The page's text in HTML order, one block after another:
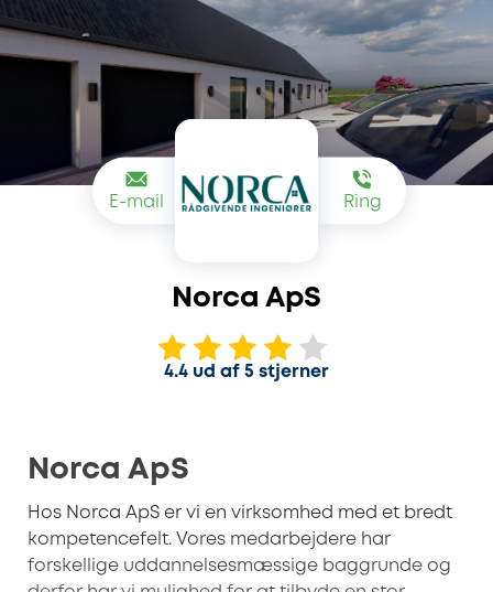
E-mail Ring
Norca ApS
4.4 ud af 5 stjerner
Norca ApS
Hos Norca ApS er vi en virksomhed med et bredt
kompetencefelt. Vores medarbejdere har
forskellige uddannelsesmæssige baggrunde og